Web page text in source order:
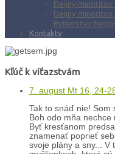
Dejiny
Dejiny minoritov
Rytierstvo
Kontakty
Kľúč k víťazstvám
7. august Mt 16, 24-
Tak to snáď nie! Som
Boh odo mňa nechce
Byť kresťanom
znamenať poprieť
svoje plány a sny... V